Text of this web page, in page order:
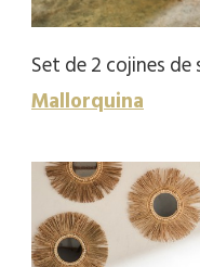
Set de 2 cojines de
Mallorquina